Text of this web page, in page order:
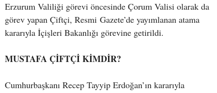
Erzurum Valiliği görevi öncesinde Çorum Valisi olarak da
görev yapan Çiftçi, Resmi Gazete’de yayımlanan atama
kararıyla İçişleri Bakanlığı görevine getirildi.
MUSTAFA ÇİFTÇİ KİMDİR?
Cumhurbaşkanı Recep Tayyip Erdoğan’ın kararıyla